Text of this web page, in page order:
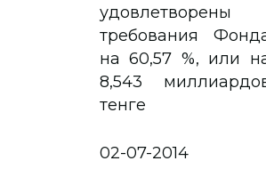
удовлетворены
требования
на 60,57 %, или
8,543
тенге
02-07-2014